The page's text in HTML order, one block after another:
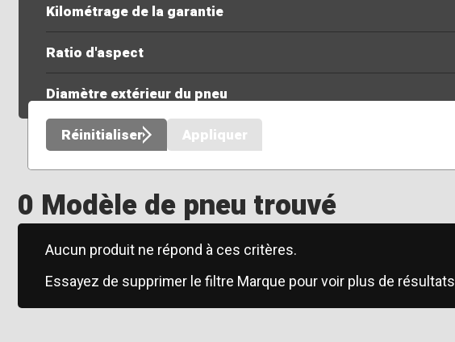
Kilométrage de la garantie
Ratio d'aspect
Diamètre extérieur du pneu
Réinitialiser Appliquer
0 Modèle de pneu trouvé
Aucun produit ne répond à ces critères.
Essayez de supprimer le filtre Marque pour voir plus de résultats